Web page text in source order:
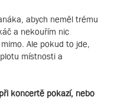
abych neměl trému
a nekouřím nic
Ale pokud to jde,
místnosti a
koncertě pokazí, nebo